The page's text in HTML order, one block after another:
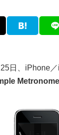
日、iPhone／
Metronome